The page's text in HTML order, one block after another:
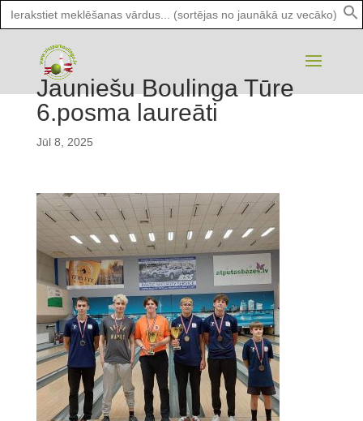
Search
for:
Jauniešu Boulinga Tūre
6.posma laureāti
Jūl 8, 2025